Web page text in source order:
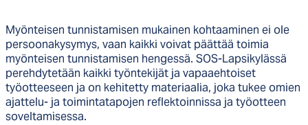
Myönteisen tunnistamisen mukainen kohtaaminen ei ole
persoonakysymys, vaan kaikki voivat päättää toimia
myönteisen tunnistamisen hengessä. SOS-Lapsikylässä
perehdytetään kaikki työntekijät ja vapaaehtoiset
työotteeseen ja on kehitetty materiaalia, joka tukee omien
ajattelu- ja toimintatapojen reflektoinnissa ja työotteen
soveltamisessa.